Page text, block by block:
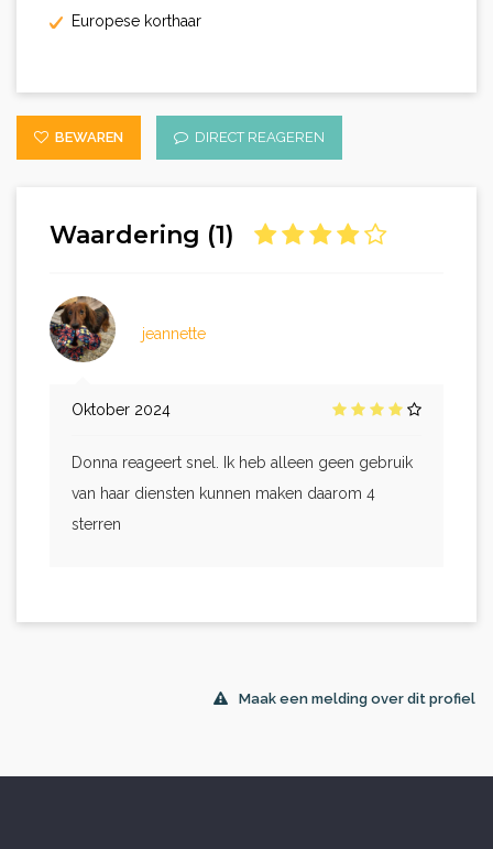
Europese korthaar
BEWAREN DIRECT REAGEREN
Waardering (1)
jeannette
Oktober 2024
Donna reageert snel. Ik heb alleen geen gebruik
van haar diensten kunnen maken daarom 4
sterren
Maak een melding over dit profiel